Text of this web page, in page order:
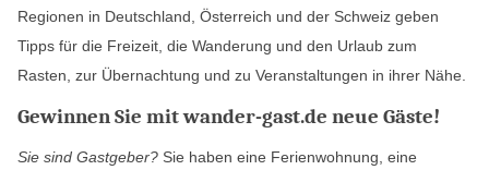
Regionen in Deutschland, Österreich und der Schweiz geben
Tipps für die Freizeit, die Wanderung und den Urlaub zum
Rasten, zur Übernachtung und zu Veranstaltungen in ihrer Nähe.
Gewinnen Sie mit wander-gast.de neue Gäste!
Sie sind Gastgeber? Sie haben eine Ferienwohnung, eine